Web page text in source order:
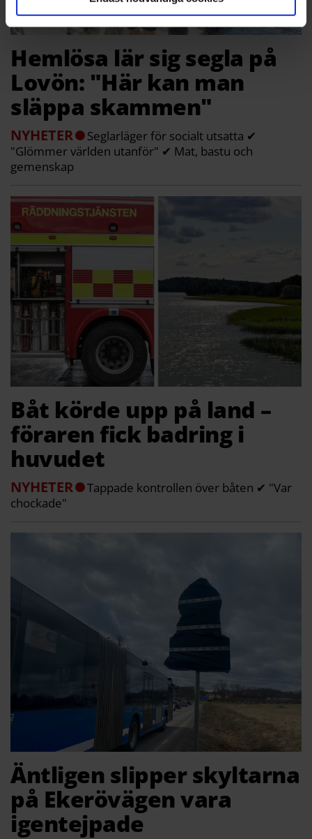
Hemlösa lär sig segla på
Lovön: "Här kan man
släppa skammen"
NYHETER
Seglarläger för socialt utsatta ✔
"Glömmer världen utanför" ✔ Mat, bastu och
gemenskap
Båt körde upp på land –
föraren fick badring i
huvudet
NYHETER
Tappade kontrollen över båten ✔ "Var
chockade"
Äntligen slipper skyltarna
på Ekerövägen vara
igentejpade